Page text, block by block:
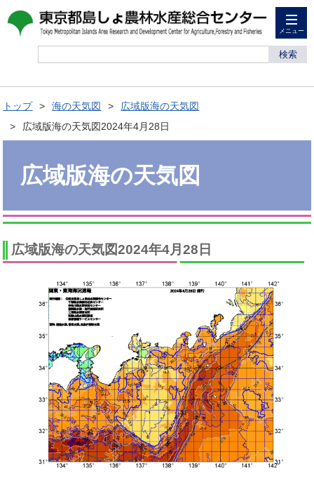
メニュー
検索
トップ 海の天気図
広域版海の天気図
広域版海の天気図2024年4月28日
広域版海の天気図
広域版海の天気図2024年4月28日